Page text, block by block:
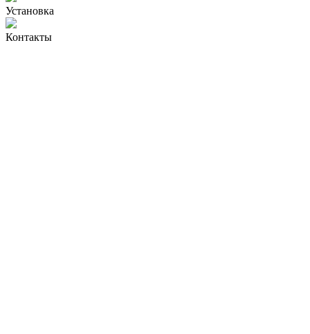
Установка
Контакты